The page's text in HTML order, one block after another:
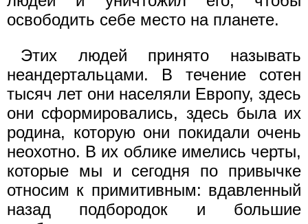
освободить себе место на планете.
Этих людей принято называть
неандертальцами. В течение сотен
тысяч лет они населяли Европу, здесь
они сформировались, здесь была их
родина, которую они покидали очень
неохотно. В их облике имелись черты,
которые мы и сегодня по привычке
относим к примитивным: вдавленный
назад подбородок и большие